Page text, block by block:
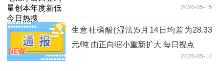
2026-05-15
生意社磷酸(湿法)5月14日均差为28.33
元/吨 由正向缩小重新扩大 每日视点
2026-05-14